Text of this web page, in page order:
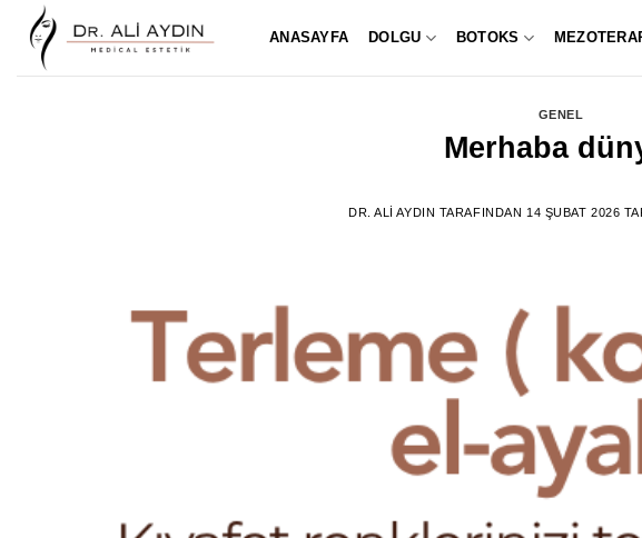
İçeriğe
ANASAYFA DOLGU BOTOKS
GENEL
Merhaba
DR. ALI AYDIN TARAFINDAN 14 ŞUBAT 2026